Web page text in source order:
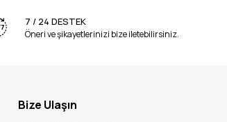
7 / 24 DESTEK
Öneri ve şikayetlerinizi bize iletebilirsiniz.
Bize Ulaşın